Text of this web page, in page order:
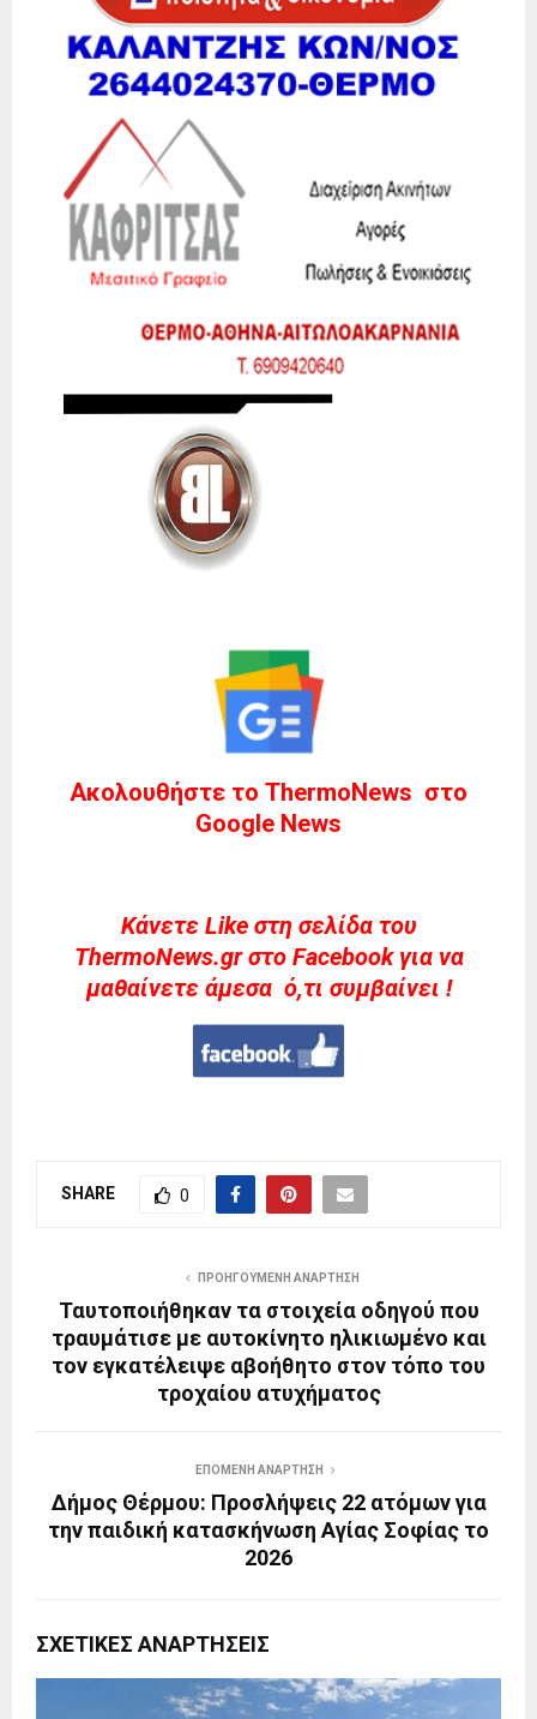
Ακολουθήστε το ThermoNews στο
Google News
Kάνετε Like στη σελίδα του
ThermoNews.gr στο Facebook για να
μαθαίνετε άμεσα ό,τι συμβαίνει !
SHARE 0
ΠΡΟΗΓΟΎΜΕΝΗ ΑΝΆΡΤΗΣΗ
Ταυτοποιήθηκαν τα στοιχεία οδηγού που
τραυμάτισε με αυτοκίνητο ηλικιωμένο και
τον εγκατέλειψε αβοήθητο στον τόπο του
τροχαίου ατυχήματος
ΕΠΌΜΕΝΗ ΑΝΆΡΤΗΣΗ
Δήμος Θέρμου: Προσλήψεις 22 ατόμων για
την παιδική κατασκήνωση Αγίας Σοφίας το
2026
ΣΧΕΤΙΚΈΣ ΑΝΑΡΤΉΣΕΙΣ